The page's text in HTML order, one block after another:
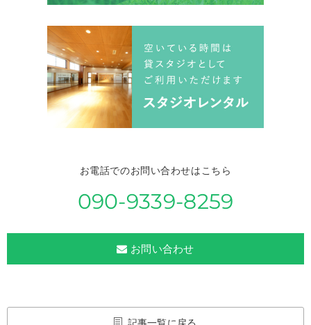
お電話でのお問い合わせはこちら
090-9339-8259
お問い合わせ
記事一覧に戻る